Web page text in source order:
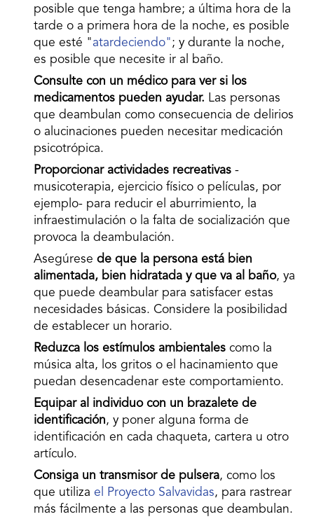
posible que tenga hambre; a última hora de la
tarde o a primera hora de la noche, es posible
que esté "atardeciendo"; y durante la noche,
es posible que necesite ir al baño.
Consulte con un médico para ver si los
medicamentos pueden ayudar. Las personas
que deambulan como consecuencia de delirios
o alucinaciones pueden necesitar medicación
psicotrópica.
Proporcionar actividades recreativas -
musicoterapia, ejercicio físico o películas, por
ejemplo- para reducir el aburrimiento, la
infraestimulación o la falta de socialización que
provoca la deambulación.
Asegúrese de que la persona está bien
alimentada, bien hidratada y que va al baño, ya
que puede deambular para satisfacer estas
necesidades básicas. Considere la posibilidad
de establecer un horario.
Reduzca los estímulos ambientales como la
música alta, los gritos o el hacinamiento que
puedan desencadenar este comportamiento.
Equipar al individuo con un brazalete de
identificación, y poner alguna forma de
identificación en cada chaqueta, cartera u otro
artículo.
Consiga un transmisor de pulsera, como los
que utiliza el Proyecto Salvavidas, para rastrear
más fácilmente a las personas que deambulan.